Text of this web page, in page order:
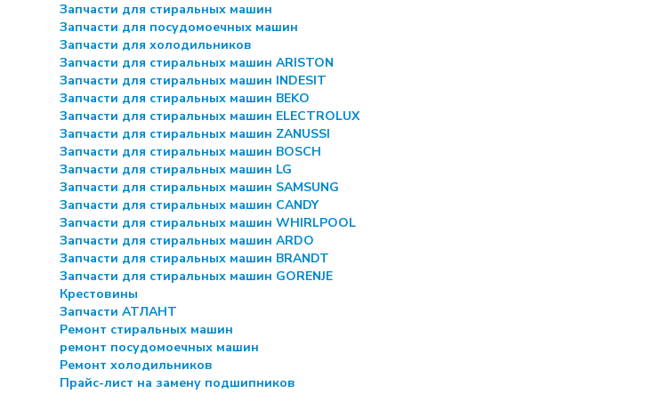
Запчасти для стиральных машин
Запчасти для посудомоечных машин
Запчасти для холодильников
Запчасти для стиральных машин ARISTON
Запчасти для стиральных машин INDESIT
Запчасти для стиральных машин BEKO
Запчасти для стиральных машин ELECTROLUX
Запчасти для стиральных машин ZANUSSI
Запчасти для стиральных машин BOSCH
Запчасти для стиральных машин LG
Запчасти для стиральных машин SAMSUNG
Запчасти для стиральных машин CANDY
Запчасти для стиральных машин WHIRLPOOL
Запчасти для стиральных машин ARDO
Запчасти для стиральных машин BRANDT
Запчасти для стиральных машин GORENJE
Крестовины
Запчасти АТЛАНТ
Ремонт стиральных машин
ремонт посудомоечных машин
Ремонт холодильников
Прайс-лист на замену подшипников